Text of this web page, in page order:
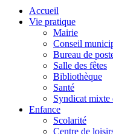
Accueil
Vie pratique
Mairie
Conseil
Bureau de
Salle des fêtes
Bibliothèque
Santé
Syndicat mixte
Enfance
Scolarité
Centre de